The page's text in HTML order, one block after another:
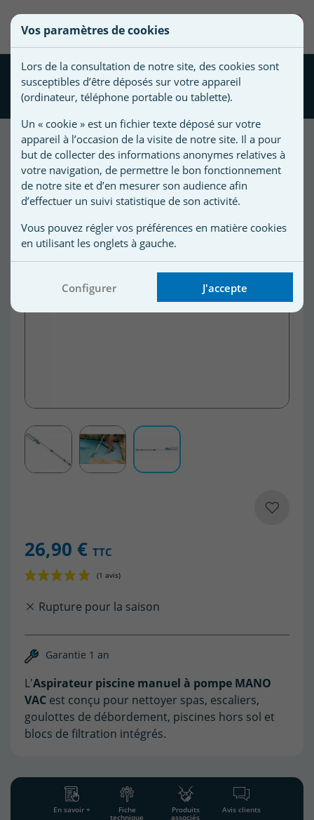
Aspirateur piscine manuel à
pompe MANO VAC
26,90 € TTC
(1 avis)
Rupture pour la saison
Garantie 1 an
L'Aspirateur piscine manuel à pompe MANO
VAC est conçu pour nettoyer spas, escaliers,
goulottes de débordement, piscines hors sol et
blocs de filtration intégrés.
En savoir + Fiche
technique
Produits
associés
Avis clients
Créer une nouvelle liste
une
liste
Nom de
d'envies
Vous
devez
être
connecté
pour
ajouter
des
produits
à
votre
liste
d'envies.
Vos paramètres de cookies
Lors de la consultation de notre site, des cookies sont
susceptibles d’être déposés sur votre appareil
(ordinateur, téléphone portable ou tablette).
Un « cookie » est un fichier texte déposé sur votre
appareil à l’occasion de la visite de notre site. Il a pour
but de collecter des informations anonymes relatives à
votre navigation, de permettre le bon fonctionnement
de notre site et d’en mesurer son audience afin
d’effectuer un suivi statistique de son activité.
Vous pouvez régler vos préférences en matière cookies
en utilisant les onglets à gauche.
Configurer J'accepte